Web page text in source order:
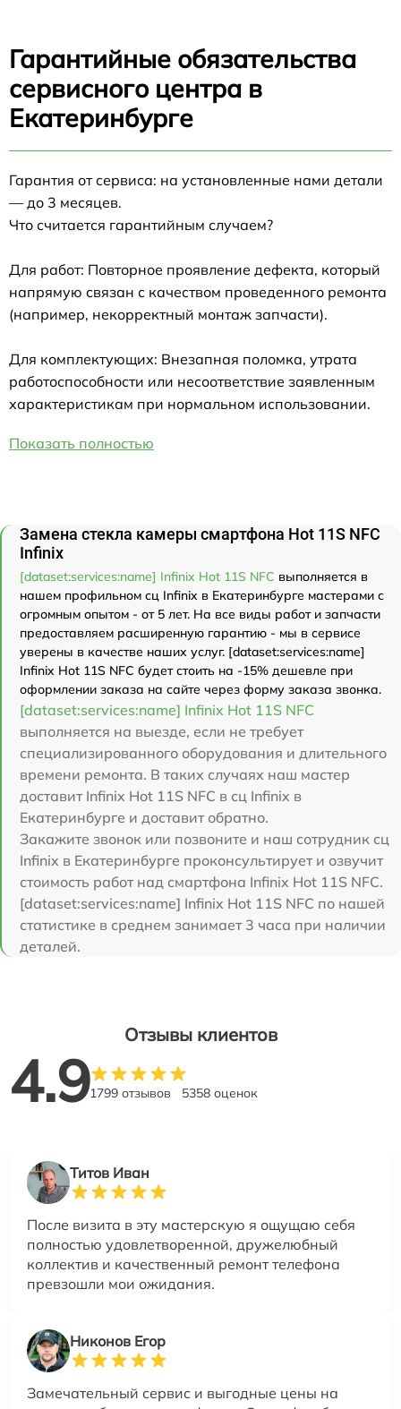
Гарантийные обязательства
сервисного центра в
Екатеринбурге
Гарантия от сервиса: на установленные нами детали
— до 3 месяцев.
Что считается гарантийным случаем?
Для работ: Повторное проявление дефекта, который
напрямую связан с качеством проведенного ремонта
(например, некорректный монтаж запчасти).
Для комплектующих: Внезапная поломка, утрата
работоспособности или несоответствие заявленным
характеристикам при нормальном использовании.
Показать полностью
Замена стекла камеры смартфона Hot 11S NFC
Infinix
[dataset:services:name] Infinix Hot 11S NFC выполняется в
нашем профильном сц Infinix в Екатеринбурге мастерами с
огромным опытом - от 5 лет. На все виды работ и запчасти
предоставляем расширенную гарантию - мы в сервисе
уверены в качестве наших услуг. [dataset:services:name]
Infinix Hot 11S NFC будет стоить на -15% дешевле при
оформлении заказа на сайте через форму заказа звонка.
[dataset:services:name] Infinix Hot 11S NFC
выполняется на выезде, если не требует
специализированного оборудования и длительного
времени ремонта. В таких случаях наш мастер
доставит Infinix Hot 11S NFC в сц Infinix в
Екатеринбурге и доставит обратно.
Закажите звонок или позвоните и наш сотрудник сц
Infinix в Екатеринбурге проконсультирует и озвучит
стоимость работ над смартфона Infinix Hot 11S NFC.
[dataset:services:name] Infinix Hot 11S NFC по нашей
статистике в среднем занимает 3 часа при наличии
деталей.
Отзывы клиентов
4.91799 отзывов 5358 оценок
Титов Иван
После визита в эту мастерскую я ощущаю себя
полностью удовлетворенной, дружелюбный
коллектив и качественный ремонт телефона
превзошли мои ожидания.
Никонов Егор
Замечательный сервис и выгодные цены на